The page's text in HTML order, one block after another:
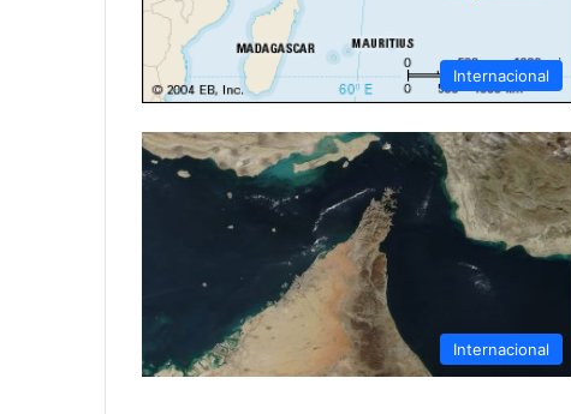
Internacional
Internacional